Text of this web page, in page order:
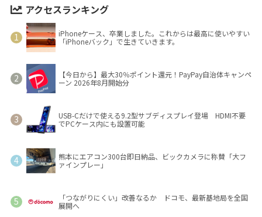
アクセスランキング
iPhoneケース、卒業しました。これからは最高に使いやすい
「iPhoneバック」で生きていきます。
【今日から】最大30％ポイント還元！PayPay自治体キャンペ
ーン 2026年8月開始分
USB-Cだけで使える9.2型サブディスプレイ登場 HDMI不要
でPCケース内にも設置可能
熊本にエアコン300台即日納品、ビックカメラに称賛「大フ
ァインプレー」
「つながりにくい」改善なるか ドコモ、最新基地局を全国
展開へ